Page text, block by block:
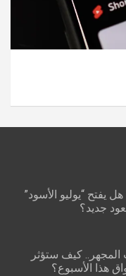
يفتح “يوليو الأسود”
جديد؟
كيف ستؤثر
هذا الأسبوع؟